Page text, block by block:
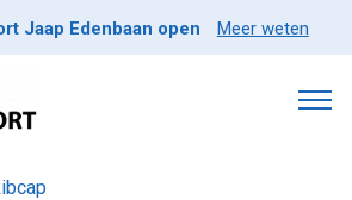
Jaap Edenbaan open Meer weten